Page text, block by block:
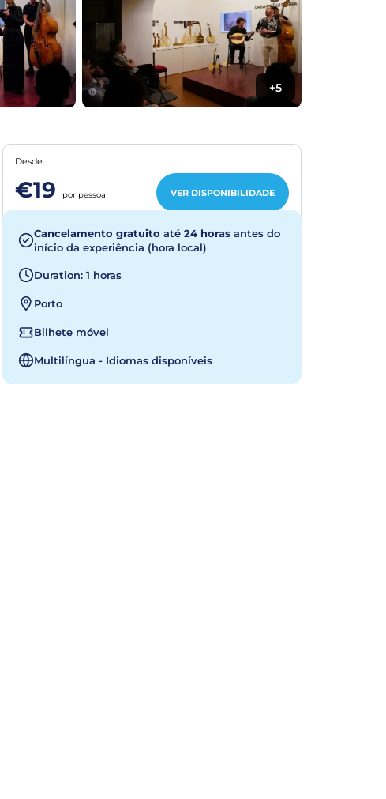
+5
Desde
€19 por pessoa VER DISPONIBILIDADE
Cancelamento gratuito até 24 horas antes do
início da experiência (hora local)
Duration: 1 horas
Porto
Bilhete móvel
Multilíngua - Idiomas disponíveis